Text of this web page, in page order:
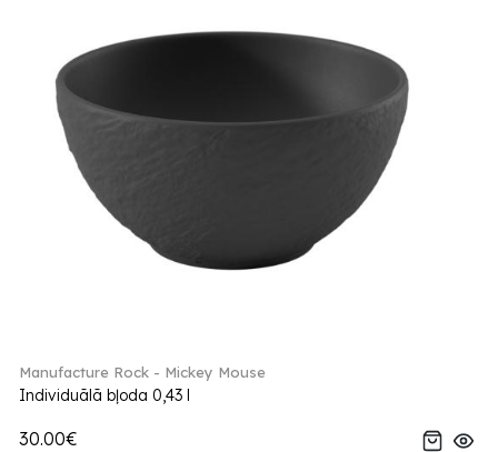
Manufacture Rock - Mickey Mouse
Individuālā bļoda 0,43 l
30.00€